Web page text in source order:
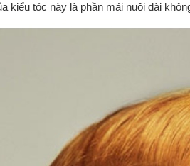
kiểu tóc này là phần mái nuôi dài